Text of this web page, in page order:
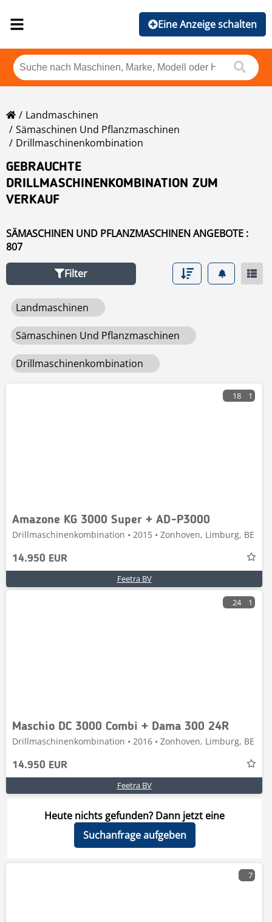
Eine Anzeige schalten
Landmaschinen
Sämaschinen Und Pflanzmaschinen
Drillmaschinenkombination
GEBRAUCHTE
DRILLMASCHINENKOMBINATION ZUM
VERKAUF
SÄMASCHINEN UND PFLANZMASCHINEN ANGEBOTE :
807
Filter
Landmaschinen
Sämaschinen Und Pflanzmaschinen
Drillmaschinenkombination
18 1
Amazone KG 3000 Super + AD-P3000
Drillmaschinenkombination • 2015 • Zonhoven, Limburg, BE
14.950 EUR
Feetra BV
24 1
Maschio DC 3000 Combi + Dama 300 24R
Drillmaschinenkombination • 2016 • Zonhoven, Limburg, BE
14.950 EUR
Feetra BV
Heute nichts gefunden? Dann jetzt eine
Suchanfrage aufgeben
7